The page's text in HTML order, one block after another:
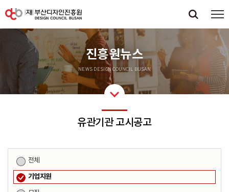
진흥원뉴스
NEWS DESIGN COUNCIL BUSAN
유관기관 고시공고
전체
기업지원